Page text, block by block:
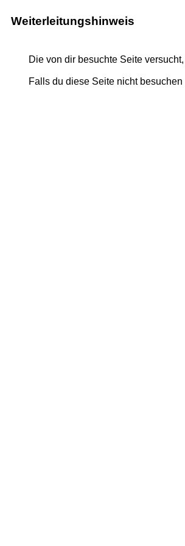
Weiterleitungshinweis
Die von dir besuchte Seite
Falls du diese Seite nicht